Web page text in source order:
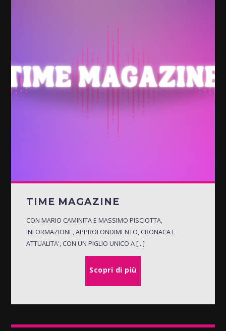
TIME MAGAZINE
CON MARIO CAMINITA E MASSIMO PISCIOTTA,
INFORMAZIONE, APPROFONDIMENTO, CRONACA E
ATTUALITA', CON UN PIGLIO UNICO A [...]
Scopri di più